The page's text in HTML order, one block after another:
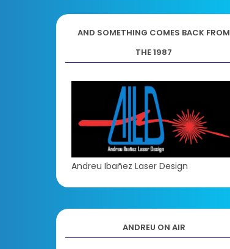
AND SOMETHING COMES BACK FROM
THE 1987
Andreu Ibañez Laser Design
ANDREU ON AIR